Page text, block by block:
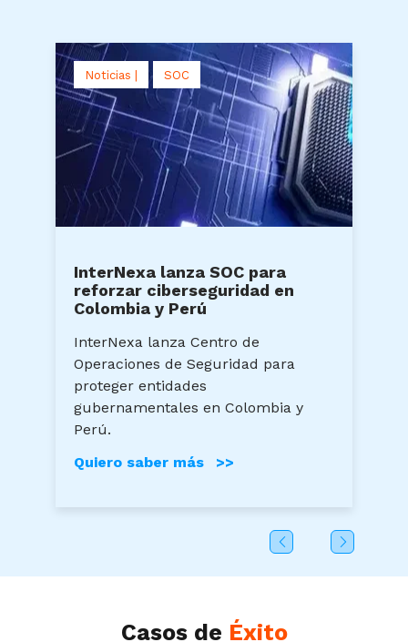
Noticias | SOC
InterNexa lanza SOC para
reforzar ciberseguridad en
Colombia y Perú
InterNexa lanza Centro de
Operaciones de Seguridad para
proteger entidades
gubernamentales en Colombia y
Perú.
Quiero saber más >>
Casos de Éxito